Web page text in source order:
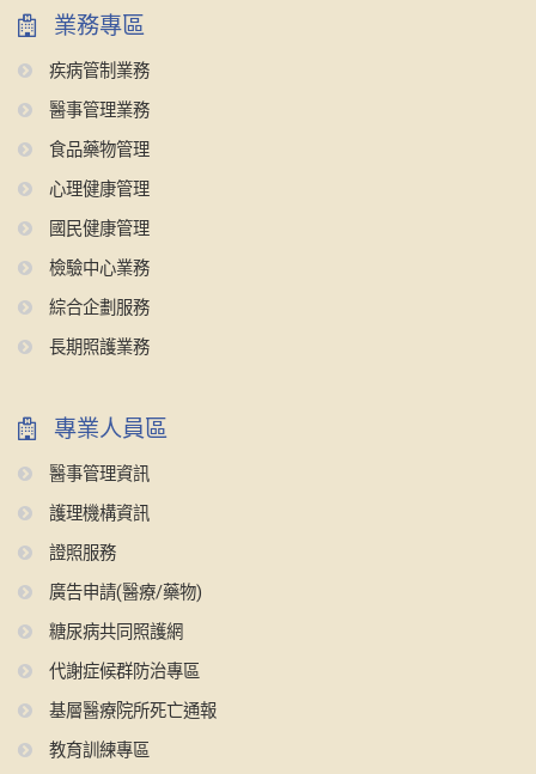
業務專區
疾病管制業務
醫事管理業務
食品藥物管理
心理健康管理
國民健康管理
檢驗中心業務
綜合企劃服務
長期照護業務
專業人員區
醫事管理資訊
護理機構資訊
證照服務
廣告申請(醫療/藥物)
糖尿病共同照護網
代謝症候群防治專區
基層醫療院所死亡通報
教育訓練專區